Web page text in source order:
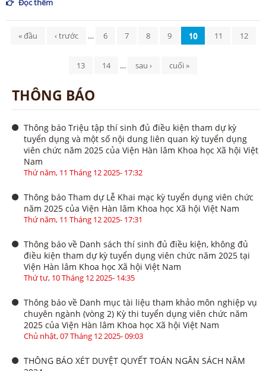
Đọc thêm
Trang
« đầu ‹ trước … 6 7 8 9 10 11 12
13 14 … sau › cuối »
THÔNG BÁO
Thông báo Triệu tập thí sinh đủ điều kiện tham dự kỳ
tuyển dụng và một số nội dung liên quan kỳ tuyển dụng
viên chức năm 2025 của Viện Hàn lâm Khoa học Xã hội Việt
Nam
Thứ năm, 11 Tháng 12 2025- 17:32
Thông báo Tham dự Lễ Khai mạc kỳ tuyển dụng viên chức
năm 2025 của Viện Hàn lâm Khoa học Xã hội Việt Nam
Thứ năm, 11 Tháng 12 2025- 17:31
Thông báo về Danh sách thí sinh đủ điều kiện, không đủ
điều kiện tham dự kỳ tuyển dụng viên chức năm 2025 tại
Viện Hàn lâm Khoa học Xã hội Việt Nam
Thứ tư, 10 Tháng 12 2025- 14:35
Thông báo về Danh mục tài liệu tham khảo môn nghiệp vụ
chuyên ngành (vòng 2) Kỳ thi tuyển dụng viên chức năm
2025 của Viện Hàn lâm Khoa học Xã hội Việt Nam
Chủ nhật, 07 Tháng 12 2025- 09:03
THÔNG BÁO XÉT DUYỆT QUYẾT TOÁN NGÂN SÁCH NĂM